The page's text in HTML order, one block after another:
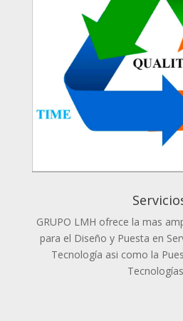
GRUPO LMH ofrece la mas
para el Diseño y Puesta en
Tecnología asi como la